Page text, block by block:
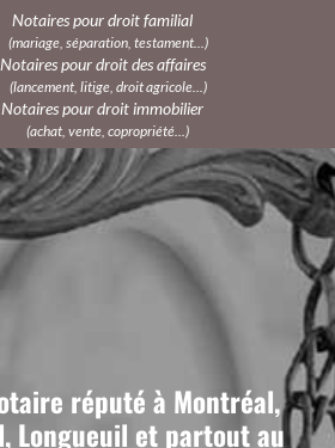
Notaires pour droit familial
(mariage, séparation, testament...)
Notaires pour droit des affaires
(lancement, litige, droit agricole...)
Notaires pour droit immobilier
(achat, vente, copropriété...)
réputé à Montréal,
Longueuil et partout au